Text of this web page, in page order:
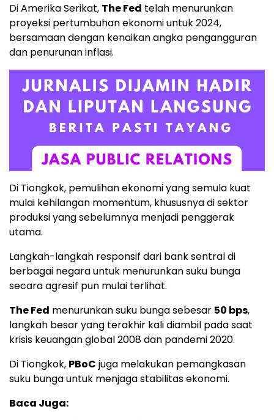
Di Amerika Serikat, The Fed telah menurunkan
proyeksi pertumbuhan ekonomi untuk 2024,
bersamaan dengan kenaikan angka pengangguran
dan penurunan inflasi.
Di Tiongkok, pemulihan ekonomi yang semula kuat
mulai kehilangan momentum, khususnya di sektor
produksi yang sebelumnya menjadi penggerak
utama.
Langkah-langkah responsif dari bank sentral di
berbagai negara untuk menurunkan suku bunga
secara agresif pun mulai terlihat.
The Fed menurunkan suku bunga sebesar 50 bps,
langkah besar yang terakhir kali diambil pada saat
krisis keuangan global 2008 dan pandemi 2020.
Di Tiongkok, PBoC juga melakukan pemangkasan
suku bunga untuk menjaga stabilitas ekonomi.
Baca Juga: